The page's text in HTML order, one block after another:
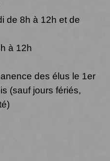
de 8h à 12h et de
à 12h
des élus le 1er
(sauf jours fériés,